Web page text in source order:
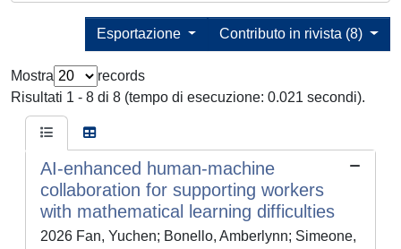
Contributo in rivista (8)
Esportazione
Mostra
records
Risultati 1 - 8 di 8 (tempo di esecuzione: 0.021 secondi).
AI-enhanced human-machine
collaboration for supporting workers
with mathematical learning difficulties
2026 Fan, Yuchen; Bonello, Amberlynn; Simeone,